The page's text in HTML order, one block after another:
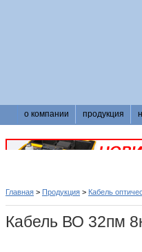
о компании продукция
Главная > Продукция > Кабель
Кабель ВО 32пм